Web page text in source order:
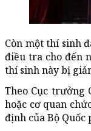
Còn một thí sinh
điều tra cho đến
thí sinh này bị
Theo Cục trưởng
hoặc cơ quan
định của Bộ Quốc